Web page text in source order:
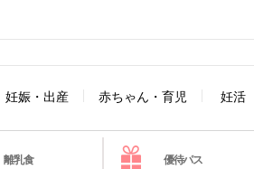
妊娠・出産 赤ちゃん・育児 妊活
離乳食 優待パス